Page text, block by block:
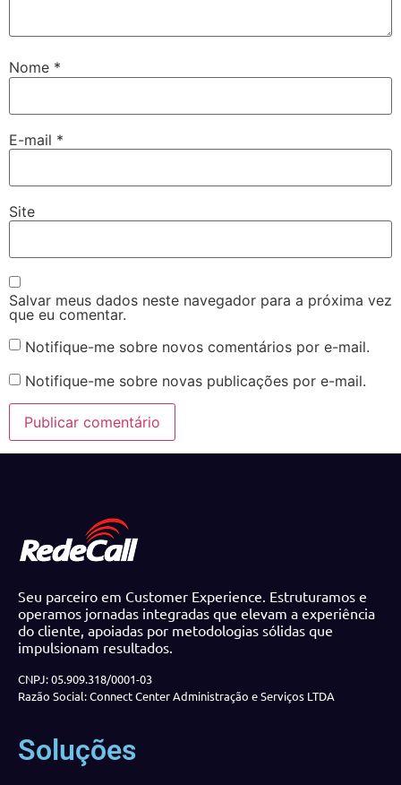
Nome *
E-mail *
Site
Salvar meus dados neste navegador para a próxima vez
que eu comentar.
Notifique-me sobre novos comentários por e-mail.
Notifique-me sobre novas publicações por e-mail.
Seu parceiro em Customer Experience. Estruturamos e
operamos jornadas integradas que elevam a experiência
do cliente, apoiadas por metodologias sólidas que
impulsionam resultados.
CNPJ: 05.909.318/0001-03
Razão Social: Connect Center Administração e Serviços LTDA
Soluções